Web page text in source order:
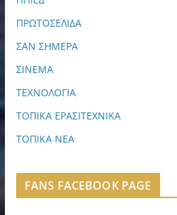
ΠΡΩΤΟΣΕΛΙΔΑ
ΣΑΝ ΣΗΜΕΡΑ
ΣΙΝΕΜΑ
ΤΕΧΝΟΛΟΓΙΑ
ΤΟΠΙΚΑ ΕΡΑΣΙΤΕΧΝΙΚΑ
ΤΟΠΙΚΑ ΝΕΑ
FANS FACEBOOK PAGE